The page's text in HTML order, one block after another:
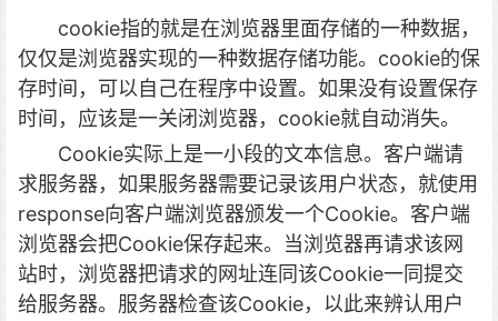
cookie指的就是在浏览器里面存储的一种数据，
仅仅是浏览器实现的一种数据存储功能。cookie的保
存时间，可以自己在程序中设置。如果没有设置保存
时间，应该是一关闭浏览器，cookie就自动消失。
Cookie实际上是一小段的文本信息。客户端请
求服务器，如果服务器需要记录该用户状态，就使用
response向客户端浏览器颁发一个Cookie。客户端
浏览器会把Cookie保存起来。当浏览器再请求该网
站时，浏览器把请求的网址连同该Cookie一同提交
给服务器。服务器检查该Cookie，以此来辨认用户